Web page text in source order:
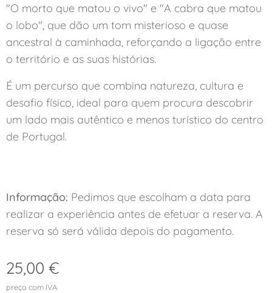
"O morto que matou o vivo" e "A cabra que matou
o lobo", que dão um tom misterioso e quase
ancestral à caminhada, reforçando a ligação entre
o território e as suas histórias.
É um percurso que combina natureza, cultura e
desafio físico, ideal para quem procura descobrir
um lado mais autêntico e menos turístico do centro
de Portugal.
Informação: Pedimos que escolham a data para
realizar a experiência antes de efetuar a reserva. A
reserva só será válida depois do pagamento.
25,00 €
preço com IVA